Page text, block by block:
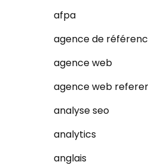
afpa
agence de
agence web
agence web
analyse seo
analytics
anglais